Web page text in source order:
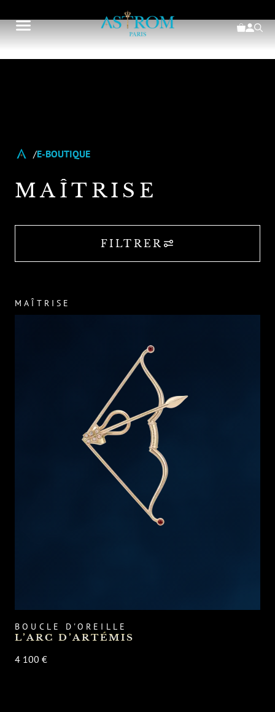
E-BOUTIQUE
MAÎTRISE
FILTRER
MAÎTRISE
BOUCLE D'OREILLE
L’ARC D’ARTÉMIS
4 100 €